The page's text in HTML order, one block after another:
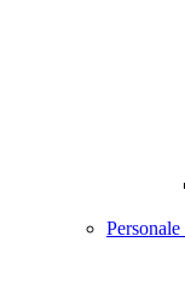
Personale